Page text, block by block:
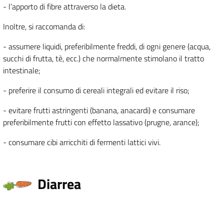
- l’apporto di fibre attraverso la dieta.
Inoltre, si raccomanda di:
- assumere liquidi, preferibilmente freddi, di ogni genere (acqua,
succhi di frutta, tè, ecc.) che normalmente stimolano il tratto
intestinale;
- preferire il consumo di cereali integrali ed evitare il riso;
- evitare frutti astringenti (banana, anacardi) e consumare
preferibilmente frutti con effetto lassativo (prugne, arance);
- consumare cibi arricchiti di fermenti lattici vivi.
Diarrea